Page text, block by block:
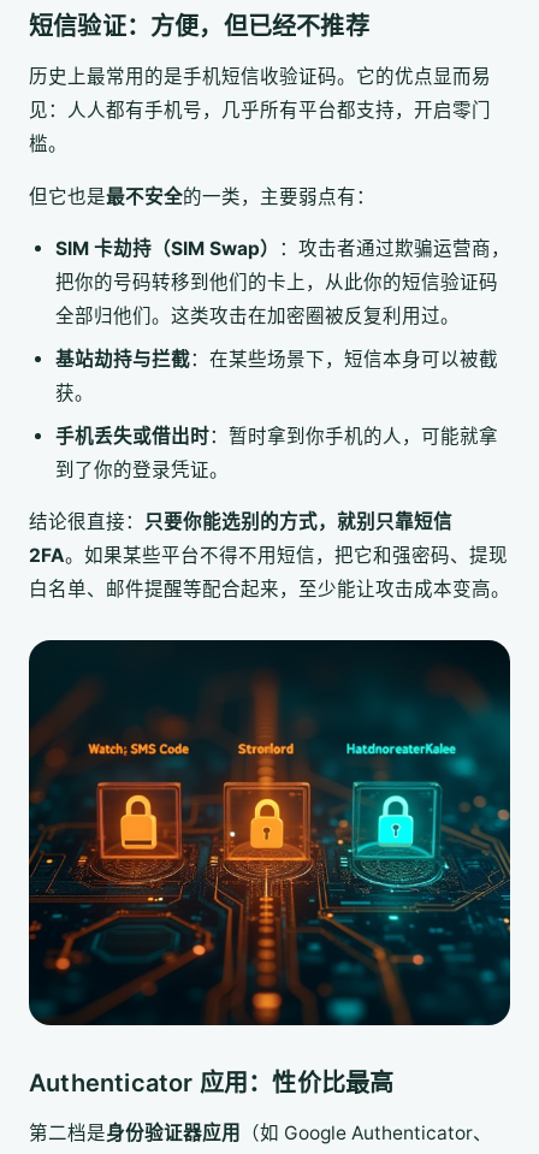
短信验证：方便，但已经不推荐
历史上最常用的是手机短信收验证码。它的优点显而易
见：人人都有手机号，几乎所有平台都支持，开启零门
槛。
但它也是最不安全的一类，主要弱点有：
SIM 卡劫持（SIM Swap）
：攻击者通过欺骗运营商，
把你的号码转移到他们的卡上，从此你的短信验证码
全部归他们。这类攻击在加密圈被反复利用过。
基站劫持与拦截：在某些场景下，短信本身可以被截
获。
手机丢失或借出时：暂时拿到你手机的人，可能就拿
到了你的登录凭证。
结论很直接： 只要你能选别的方式，就别只靠短信
2FA。如果某些平台不得不用短信，把它和强密码、提现
白名单、邮件提醒等配合起来，至少能让攻击成本变高。
Authenticator 应用：性价比最高
第二档是身份验证器应用
（如 Google Authenticator、